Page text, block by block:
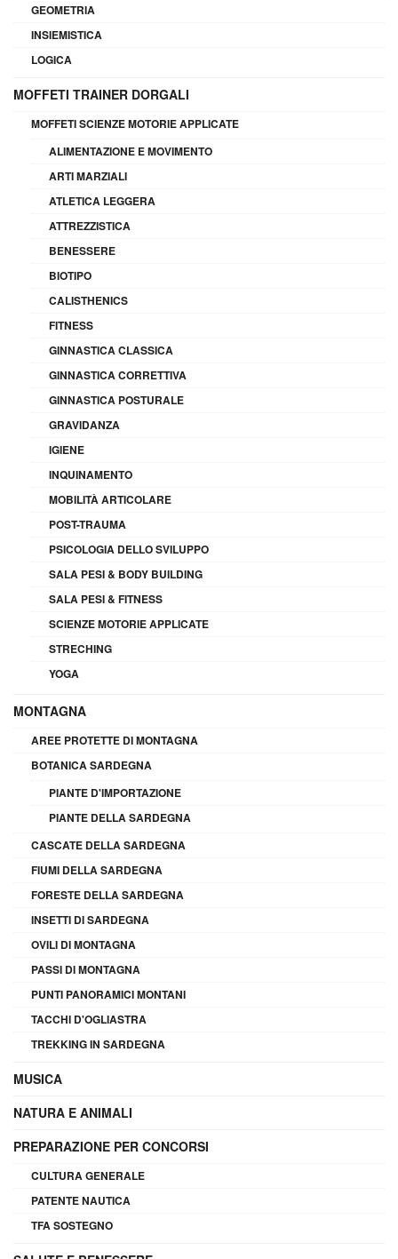
GEOMETRIA
INSIEMISTICA
LOGICA
MOFFETI TRAINER DORGALI
MOFFETI SCIENZE MOTORIE APPLICATE
ALIMENTAZIONE E MOVIMENTO
ARTI MARZIALI
ATLETICA LEGGERA
ATTREZZISTICA
BENESSERE
BIOTIPO
CALISTHENICS
FITNESS
GINNASTICA CLASSICA
GINNASTICA CORRETTIVA
GINNASTICA POSTURALE
GRAVIDANZA
IGIENE
INQUINAMENTO
MOBILITÀ ARTICOLARE
POST-TRAUMA
PSICOLOGIA DELLO SVILUPPO
SALA PESI & BODY BUILDING
SALA PESI & FITNESS
SCIENZE MOTORIE APPLICATE
STRECHING
YOGA
MONTAGNA
AREE PROTETTE DI MONTAGNA
BOTANICA SARDEGNA
PIANTE D'IMPORTAZIONE
PIANTE DELLA SARDEGNA
CASCATE DELLA SARDEGNA
FIUMI DELLA SARDEGNA
FORESTE DELLA SARDEGNA
INSETTI DI SARDEGNA
OVILI DI MONTAGNA
PASSI DI MONTAGNA
PUNTI PANORAMICI MONTANI
TACCHI D'OGLIASTRA
TREKKING IN SARDEGNA
MUSICA
NATURA E ANIMALI
PREPARAZIONE PER CONCORSI
CULTURA GENERALE
PATENTE NAUTICA
TFA SOSTEGNO